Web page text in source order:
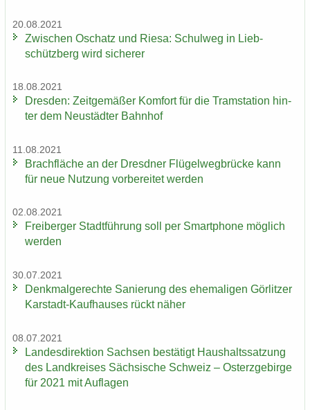
20.08.2021
Zwi­schen Oschatz und Riesa: Schul­weg in Lieb­
schütz­berg wird si­che­rer
18.08.2021
Dres­den: Zeit­ge­mä­ßer Kom­fort für die Tram­sta­ti­on hin­
ter dem Neu­städ­ter Bahn­hof
11.08.2021
Brach­flä­che an der Dresd­ner Flü­gel­weg­brü­cke kann
für neue Nut­zung vor­be­rei­tet wer­den
02.08.2021
Frei­ber­ger Stadt­füh­rung soll per Smart­pho­ne mög­lich
wer­den
30.07.2021
Denk­mal­ge­rech­te Sa­nie­rung des ehe­ma­li­gen Gör­lit­zer
Karstadt-​Kaufhauses rückt näher
08.07.2021
Lan­des­di­rek­ti­on Sach­sen be­stä­tigt Haus­halts­sat­zung
des Land­krei­ses Säch­si­sche Schweiz – Ost­erz­ge­bir­ge
für 2021 mit Auf­la­gen